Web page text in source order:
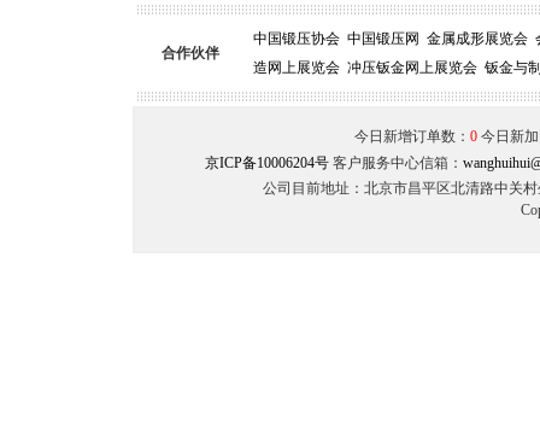
合作伙伴
中国锻压协会 中国锻压网 金属成形展览会
造网上展览会 冲压钣金网上展览会 钣金与
今日新增订单数： 0今日新
京ICP备10006204号 客户服务中心信箱：
公司目前地址：北京市昌平区北清路中关